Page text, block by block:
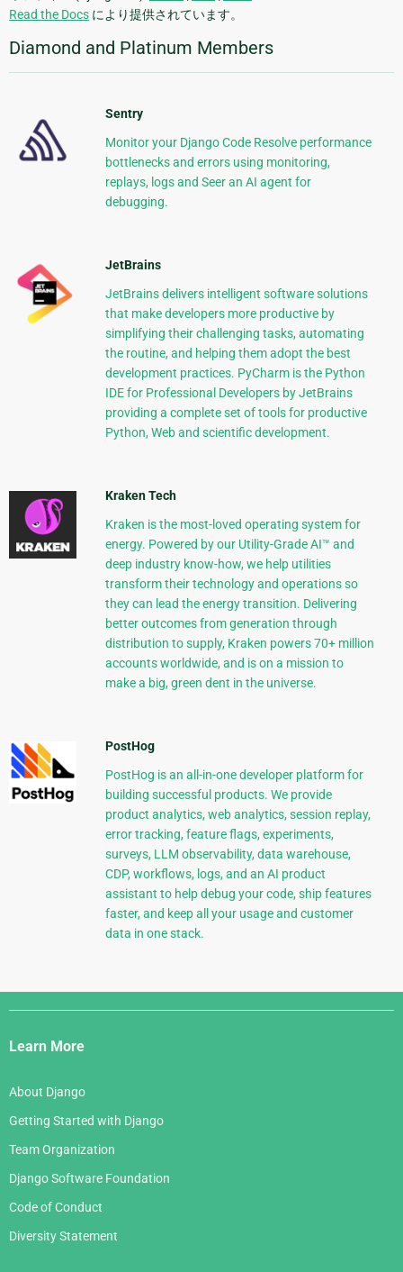
Read the Docs により提供されています。
Diamond and Platinum Members
Sentry
Monitor your Django Code Resolve performance
bottlenecks and errors using monitoring,
replays, logs and Seer an AI agent for
debugging.
JetBrains
JetBrains delivers intelligent software solutions
that make developers more productive by
simplifying their challenging tasks, automating
the routine, and helping them adopt the best
development practices. PyCharm is the Python
IDE for Professional Developers by JetBrains
providing a complete set of tools for productive
Python, Web and scientific development.
Kraken Tech
Kraken is the most-loved operating system for
energy. Powered by our Utility-Grade AI™ and
deep industry know-how, we help utilities
transform their technology and operations so
they can lead the energy transition. Delivering
better outcomes from generation through
distribution to supply, Kraken powers 70+ million
accounts worldwide, and is on a mission to
make a big, green dent in the universe.
PostHog
PostHog is an all-in-one developer platform for
building successful products. We provide
product analytics, web analytics, session replay,
error tracking, feature flags, experiments,
surveys, LLM observability, data warehouse,
CDP, workflows, logs, and an AI product
assistant to help debug your code, ship features
faster, and keep all your usage and customer
data in one stack.
Django
Links
Learn More
About Django
Getting Started with Django
Team Organization
Django Software Foundation
Code of Conduct
Diversity Statement